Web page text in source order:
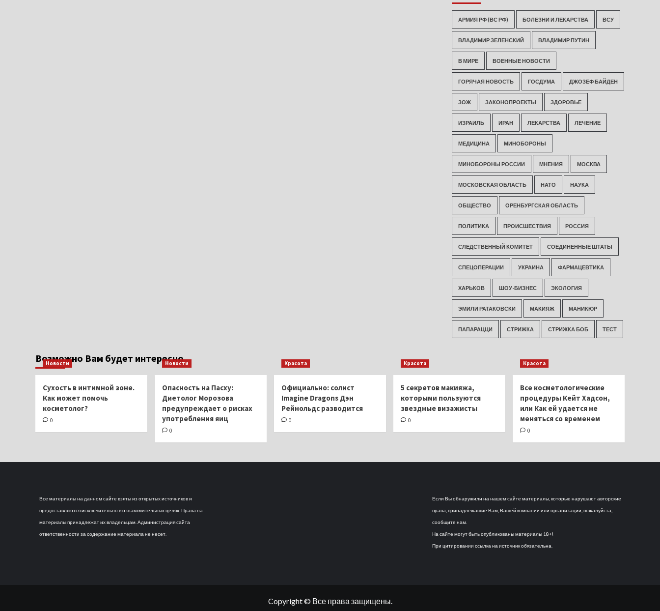
АРМИЯ РФ (ВС РФ) БОЛЕЗНИ И ЛЕКАРСТВА ВСУ
ВЛАДИМИР ЗЕЛЕНСКИЙ ВЛАДИМИР ПУТИН
В МИРЕ ВОЕННЫЕ НОВОСТИ
ГОРЯЧАЯ НОВОСТЬ ГОСДУМА ДЖОЗЕФ БАЙДЕН
ЗОЖ ЗАКОНОПРОЕКТЫ ЗДОРОВЬЕ
ИЗРАИЛЬ ИРАН ЛЕКАРСТВА ЛЕЧЕНИЕ
МЕДИЦИНА МИНОБОРОНЫ
МИНОБОРОНЫ РОССИИ МНЕНИЯ МОСКВА
МОСКОВСКАЯ ОБЛАСТЬ НАТО НАУКА
ОБЩЕСТВО ОРЕНБУРГСКАЯ ОБЛАСТЬ
ПОЛИТИКА ПРОИСШЕСТВИЯ РОССИЯ
СЛЕДСТВЕННЫЙ КОМИТЕТ СОЕДИНЕННЫЕ ШТАТЫ
СПЕЦОПЕРАЦИИ УКРАИНА ФАРМАЦЕВТИКА
ХАРЬКОВ ШОУ-БИЗНЕС ЭКОЛОГИЯ
ЭМИЛИ РАТАКОВСКИ МАКИЯЖ МАНИКЮР
ПАПАРАЦЦИ СТРИЖКА СТРИЖКА БОБ ТЕСТ
Возможно Вам будет интересно
Новости
Сухость в интимной зоне.
Как может помочь
косметолог?
0
Новости
Опасность на Пасху:
Диетолог Морозова
предупреждает о рисках
употребления яиц
0
Красота
Официально: солист
Imagine Dragons Дэн
Рейнольдс разводится
0
Красота
5 секретов макияжа,
которыми пользуются
звездные визажисты
0
Красота
Все косметологические
процедуры Кейт Хадсон,
или Как ей удается не
меняться со временем
0
Все материалы на данном сайте взяты из открытых источников и
предоставляются исключительно в ознакомительных целях. Права на
материалы принадлежат их владельцам. Администрация сайта
ответственности за содержание материала не несет.
Если Вы обнаружили на нашем сайте материалы, которые нарушают авторские
права, принадлежащие Вам, Вашей компании или организации, пожалуйста,
сообщите нам.
На сайте могут быть опубликованы материалы 18+!
При цитировании ссылка на источник обязательна.
Copyright © Все права защищены.